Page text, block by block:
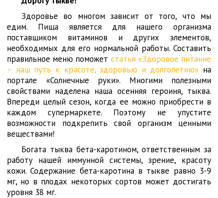
Здоровье во многом зависит от того, что мы
едим. Пища является для нашего организма
поставщиком витаминов и других элементов,
необходимых для его нормальной работы. Составить
правильное меню поможет статья «Здоровое питание
– наш путь к красоте, здоровью и долголетию» на
портале «Солнечные руки». Многими полезными
свойствами наделена наша осенняя героиня, тыква.
Впереди целый сезон, когда ее можно приобрести в
каждом супермаркете. Поэтому не упустите
возможности подкрепить свой организм ценными
веществами!
Богата тыква бета-каротином, ответственным за
работу нашей иммунной системы, зрение, красоту
кожи. Содержание бета-каротина в тыкве равно 3-9
мг, но в плодах некоторых сортов может достигать
уровня 38 мг.